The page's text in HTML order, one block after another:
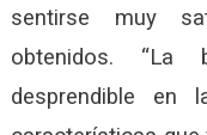
sentirse muy
obtenidos.
desprendible en